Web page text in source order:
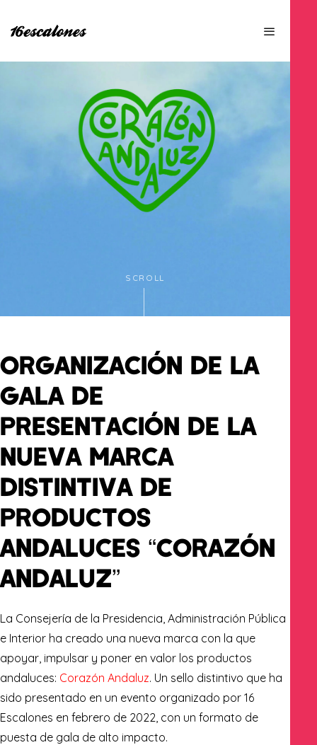
SCROLL
ORGANIZACIÓN DE LA
GALA DE
PRESENTACIÓN DE LA
NUEVA MARCA
DISTINTIVA DE
PRODUCTOS
ANDALUCES “CORAZÓN
ANDALUZ”
La Consejería de la Presidencia, Administración Pública
e Interior ha creado una nueva marca con la que
apoyar, impulsar y poner en valor los productos
andaluces: Corazón Andaluz. Un sello distintivo que ha
sido presentado en un evento organizado por 16
Escalones en febrero de 2022, con un formato de
puesta de gala de alto impacto.